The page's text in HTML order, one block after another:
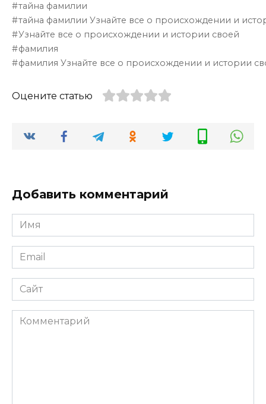
тайна фамилии
тайна фамилии Узнайте все о происхождении и
Узнайте все о происхождении и истории своей
фамилия
фамилия Узнайте все о происхождении и истории
Оцените статью
Добавить комментарий
Имя
*
Email
*
Сайт
Комментарий